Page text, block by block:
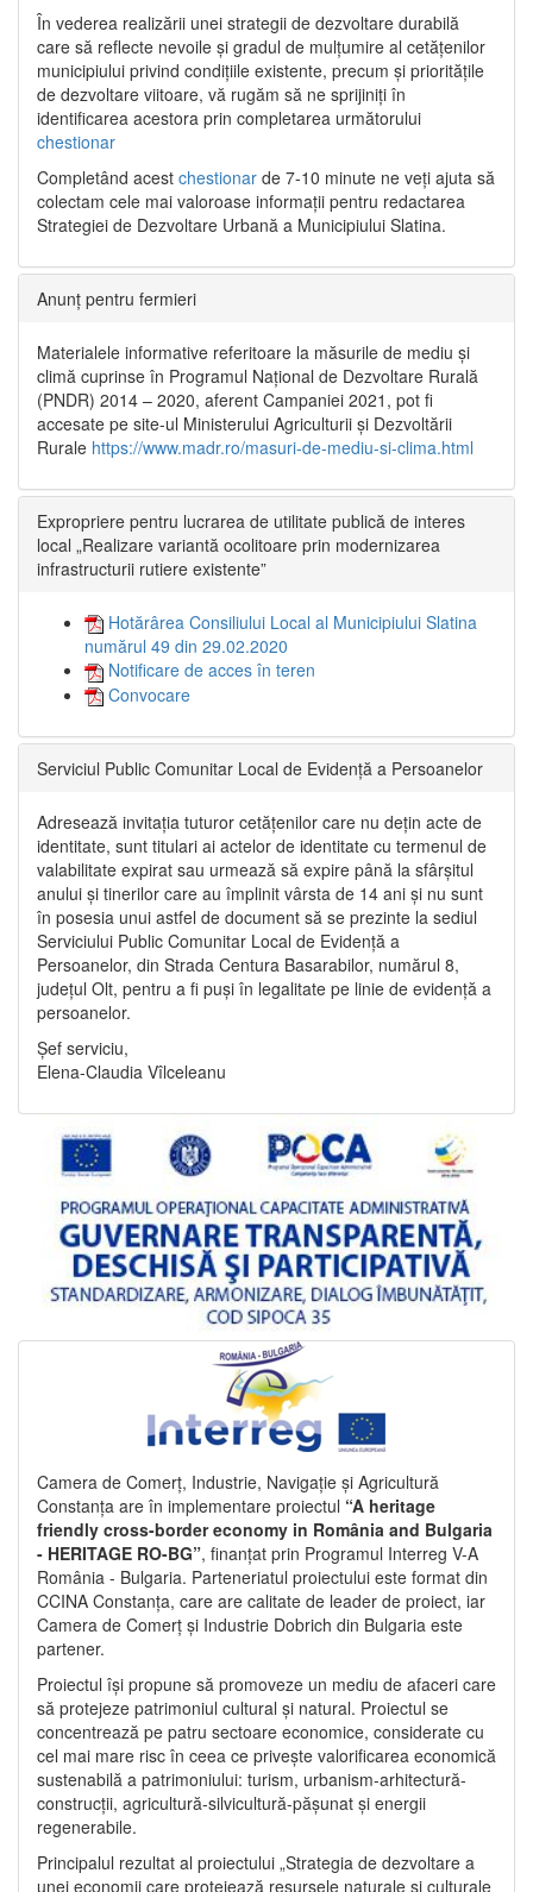
În vederea realizării unei strategii de dezvoltare durabilă
care să reflecte nevoile și gradul de mulțumire al cetățenilor
municipiului privind condițiile existente, precum și prioritățile
de dezvoltare viitoare, vă rugăm să ne sprijiniți în
identificarea acestora prin completarea următorului
chestionar
Completând acest chestionar de 7-10 minute ne veți ajuta să
colectam cele mai valoroase informații pentru redactarea
Strategiei de Dezvoltare Urbană a Municipiului Slatina.
Anunț pentru fermieri
Materialele informative referitoare la măsurile de mediu și
climă cuprinse în Programul Național de Dezvoltare Rurală
(PNDR) 2014 – 2020, aferent Campaniei 2021, pot fi
accesate pe site-ul Ministerului Agriculturii și Dezvoltării
Rurale https://www.madr.ro/masuri-de-mediu-si-clima.html
Expropriere pentru lucrarea de utilitate publică de interes
local „Realizare variantă ocolitoare prin modernizarea
infrastructurii rutiere existente”
Hotărârea Consiliului Local al Municipiului Slatina
numărul 49 din 29.02.2020
Notificare de acces în teren
Convocare
Serviciul Public Comunitar Local de Evidență a Persoanelor
Adresează invitația tuturor cetățenilor care nu dețin acte de
identitate, sunt titulari ai actelor de identitate cu termenul de
valabilitate expirat sau urmează să expire până la sfârșitul
anului și tinerilor care au împlinit vârsta de 14 ani și nu sunt
în posesia unui astfel de document să se prezinte la sediul
Serviciului Public Comunitar Local de Evidență a
Persoanelor, din Strada Centura Basarabilor, numărul 8,
județul Olt, pentru a fi puși în legalitate pe linie de evidență a
persoanelor.
Șef serviciu,
Elena-Claudia Vîlceleanu
Camera de Comerț, Industrie, Navigație și Agricultură
Constanța are în implementare proiectul “A heritage
friendly cross-border economy in România and Bulgaria
- HERITAGE RO-BG”, finanțat prin Programul Interreg V-A
România - Bulgaria. Parteneriatul proiectului este format din
CCINA Constanța, care are calitate de leader de proiect, iar
Camera de Comerț și Industrie Dobrich din Bulgaria este
partener.
Proiectul își propune să promoveze un mediu de afaceri care
să protejeze patrimoniul cultural și natural. Proiectul se
concentrează pe patru sectoare economice, considerate cu
cel mai mare risc în ceea ce privește valorificarea economică
sustenabilă a patrimoniului: turism, urbanism-arhitectură-
construcții, agricultură-silvicultură-pășunat și energii
regenerabile.
Principalul rezultat al proiectului „Strategia de dezvoltare a
unei economii care protejează resursele naturale și culturale